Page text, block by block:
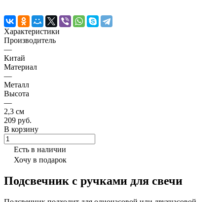
Характеристики
Производитель
—
Китай
Материал
—
Металл
Высота
—
2,3 см
209 руб.
В корзину
Есть в наличии
Хочу в подарок
Подсвечник с ручками для свечи